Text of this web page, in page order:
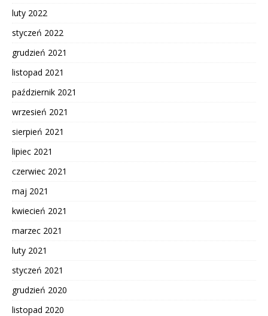
luty 2022
styczeń 2022
grudzień 2021
listopad 2021
październik 2021
wrzesień 2021
sierpień 2021
lipiec 2021
czerwiec 2021
maj 2021
kwiecień 2021
marzec 2021
luty 2021
styczeń 2021
grudzień 2020
listopad 2020